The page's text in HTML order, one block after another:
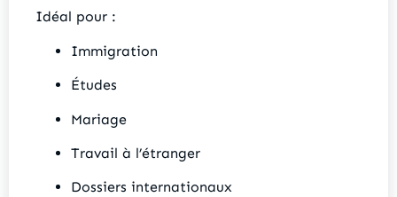
Idéal pour :
Immigration
Études
Mariage
Travail à l’étranger
Dossiers internationaux